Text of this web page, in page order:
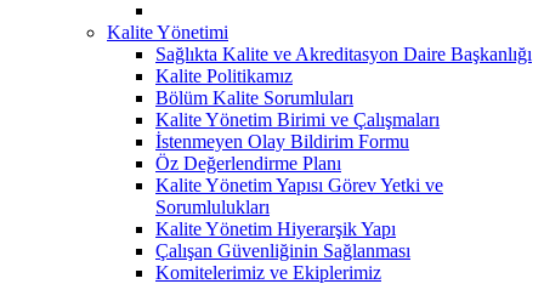
Kalite Yönetimi
Sağlıkta Kalite ve Akreditasyon Daire Başkanlığı
Kalite Politikamız
Bölüm Kalite Sorumluları
Kalite Yönetim Birimi ve Çalışmaları
İstenmeyen Olay Bildirim Formu
Öz Değerlendirme Planı
Kalite Yönetim Yapısı Görev Yetki ve
Sorumlulukları
Kalite Yönetim Hiyerarşik Yapı
Çalışan Güvenliğinin Sağlanması
Komitelerimiz ve Ekiplerimiz